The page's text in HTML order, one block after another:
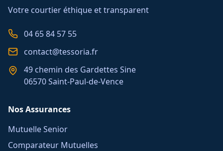
Votre courtier éthique et transparent
04 65 84 57 55
contact@tessoria.fr
49 chemin des Gardettes Sine
06570 Saint-Paul-de-Vence
Nos Assurances
Mutuelle Senior
Comparateur Mutuelles